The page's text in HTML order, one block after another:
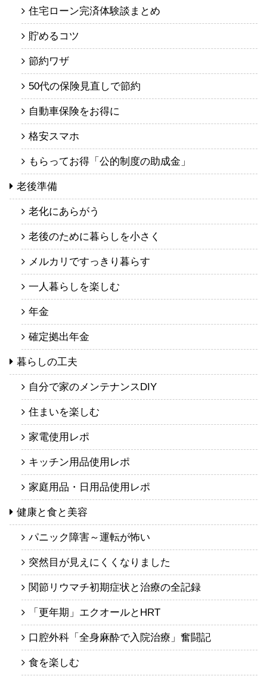
住宅ローン完済体験談まとめ
貯めるコツ
節約ワザ
50代の保険見直しで節約
自動車保険をお得に
格安スマホ
もらってお得「公的制度の助成金」
老後準備
老化にあらがう
老後のために暮らしを小さく
メルカリですっきり暮らす
一人暮らしを楽しむ
年金
確定拠出年金
暮らしの工夫
自分で家のメンテナンスDIY
住まいを楽しむ
家電使用レポ
キッチン用品使用レポ
家庭用品・日用品使用レポ
健康と食と美容
パニック障害～運転が怖い
突然目が見えにくくなりました
関節リウマチ初期症状と治療の全記録
「更年期」エクオールとHRT
口腔外科「全身麻酔で入院治療」奮闘記
食を楽しむ